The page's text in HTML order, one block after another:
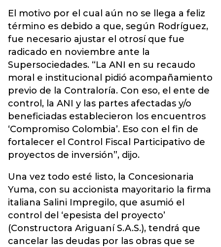
El motivo por el cual aún no se llega a feliz
término es debido a que, según Rodríguez,
fue necesario ajustar el otrosí que fue
radicado en noviembre ante la
Supersociedades. “La ANI en su recaudo
moral e institucional pidió acompañamiento
previo de la Contraloría. Con eso, el ente de
control, la ANI y las partes afectadas y/o
beneficiadas establecieron los encuentros
‘Compromiso Colombia’. Eso con el fin de
fortalecer el Control Fiscal Participativo de
proyectos de inversión”, dijo.
Una vez todo esté listo, la Concesionaria
Yuma, con su accionista mayoritario la firma
italiana Salini Impregilo, que asumió el
control del ‘epesista del proyecto’
(Constructora Ariguaní S.A.S.), tendrá que
cancelar las deudas por las obras que se